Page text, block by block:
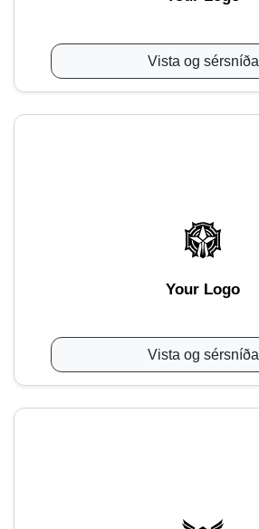
Vista og sérsníða
Your Logo
Vista og sérsníða